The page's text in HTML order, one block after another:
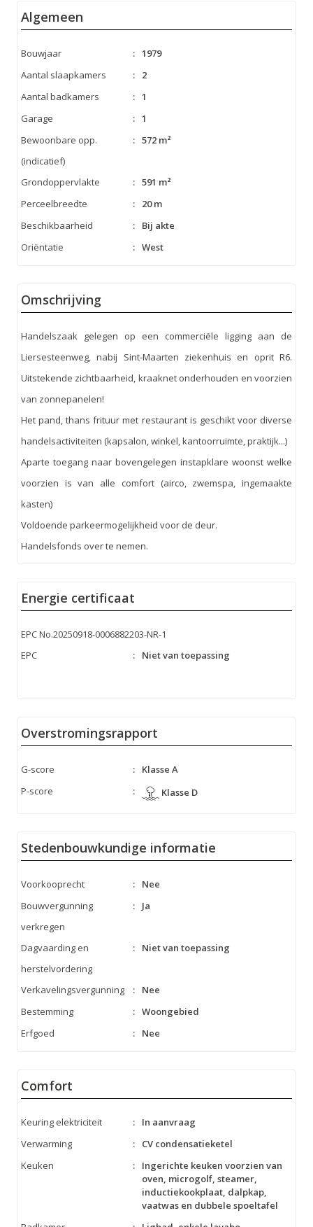
Algemeen
Bouwjaar : 1979
Aantal slaapkamers
:
2
Aantal badkamers
: 1
Garage
: 1
Bewoonbare opp.
(indicatief)
: 572 m²
Grondoppervlakte : 591 m²
Perceelbreedte
:
20 m
Beschikbaarheid
:
Bij akte
Oriëntatie
: West
Omschrijving
Handelszaak gelegen op een commerciële ligging aan de
Liersesteenweg, nabij Sint-Maarten ziekenhuis en oprit R6.
Uitstekende zichtbaarheid, kraaknet onderhouden en voorzien
van zonnepanelen!
Het pand, thans frituur met restaurant is geschikt voor diverse
handelsactiviteiten (kapsalon, winkel, kantoorruimte, praktijk...)
Aparte toegang naar bovengelegen instapklare woonst welke
voorzien is van alle comfort (airco, zwemspa, ingemaakte
kasten)
Voldoende parkeermogelijkheid voor de deur.
Handelsfonds over te nemen.
Energie certificaat
EPC No.20250918-0006882203-NR-1
EPC
: Niet van toepassing
Overstromingsrapport
G-score :
Klasse A
P-score
: Klasse D
Stedenbouwkundige informatie
Voorkooprecht :
Nee
Bouwvergunning
verkregen
: Ja
Dagvaarding en
herstelvordering
: Niet van toepassing
Verkavelingsvergunning :
Nee
Bestemming
: Woongebied
Erfgoed
: Nee
Comfort
Keuring elektriciteit :
In aanvraag
Verwarming
:
CV condensatieketel
Keuken
:
Ingerichte keuken voorzien van
oven, microgolf, steamer,
inductiekookplaat, dalpkap,
vaatwas en dubbele spoeltafel